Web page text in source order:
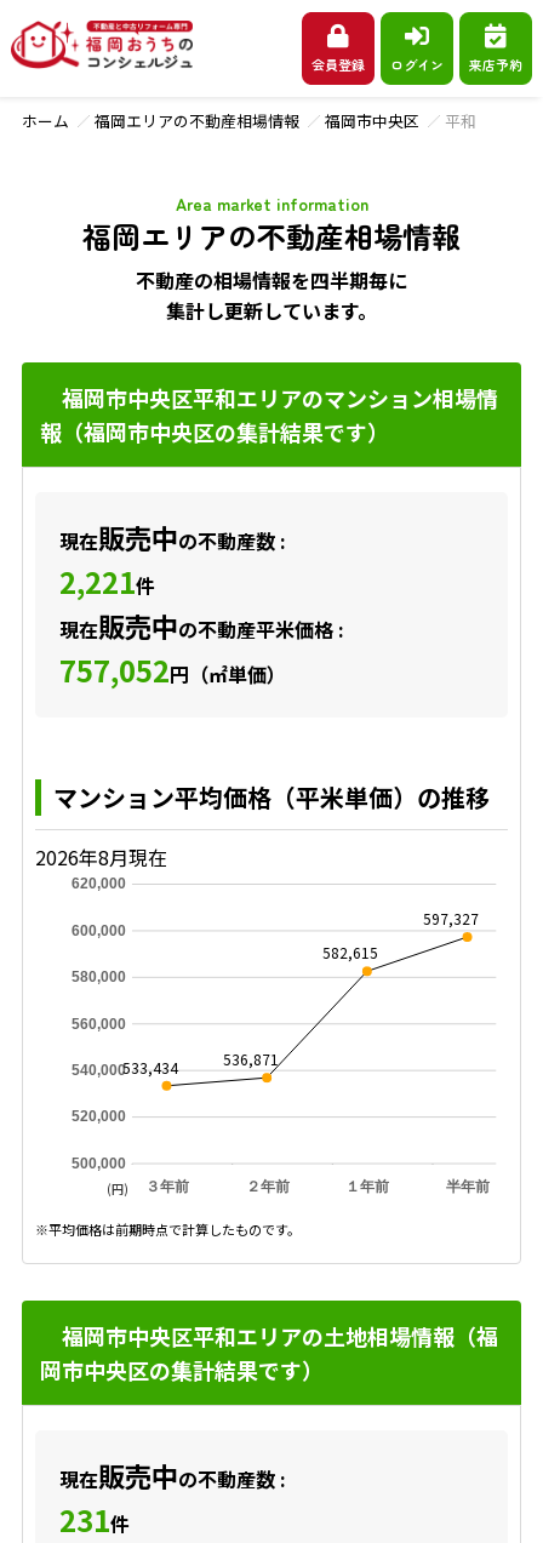
会員登録 ログイン 来店予約
ホーム 福岡エリアの不動産相場情報 福岡市中央区 平和
福岡エリアの不動産相場情報
Area market information
不動産の相場情報を四半期毎に
集計し更新しています。
福岡市中央区平和エリアのマンション相場情
報（福岡市中央区の集計結果です）
現在販売中の不動産数 :
2,221件
現在販売中の不動産平米価格 :
757,052円（㎡単価）
マンション平均価格（平米単価）の推移
2026年8月現在
３年前 ２年前 １年前 半年前
500,000
520,000
540,000
560,000
580,000
600,000
620,000
533,434 536,871
582,615
597,327
(円)
※平均価格は前期時点で計算したものです。
福岡市中央区平和エリアの土地相場情報（福
岡市中央区の集計結果です）
現在販売中の不動産数 :
231件